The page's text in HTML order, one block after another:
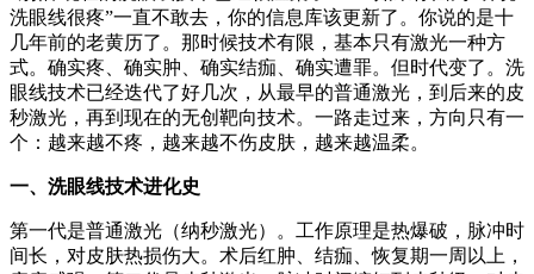
洗眼线很疼”一直不敢去，你的信息库该更新了。你说的是十
几年前的老黄历了。那时候技术有限，基本只有激光一种方
式。确实疼、确实肿、确实结痂、确实遭罪。但时代变了。洗
眼线技术已经迭代了好几次，从最早的普通激光，到后来的皮
秒激光，再到现在的无创靶向技术。一路走过来，方向只有一
个：越来越不疼，越来越不伤皮肤，越来越温柔。
一、洗眼线技术进化史
第一代是普通激光（纳秒激光）。工作原理是热爆破，脉冲时
间长，对皮肤热损伤大。术后红肿、结痂、恢复期一周以上，